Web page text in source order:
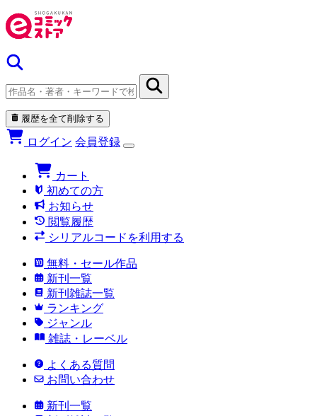
履歴を全て削除する
ログイン 会員登録
カート
初めての方
お知らせ
閲覧履歴
シリアルコードを利用する
無料・セール作品
新刊一覧
新刊雑誌一覧
ランキング
ジャンル
雑誌・レーベル
よくある質問
お問い合わせ
新刊一覧